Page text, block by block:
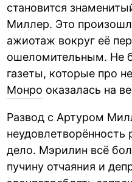
становится
Миллер. Это
ажиотаж вокруг её
ошеломительным. Не
газеты, которые про
Монро оказалась на
Развод с Артуром
неудовлетворённость
дело. Мэрилин всё
пучину отчаяния и